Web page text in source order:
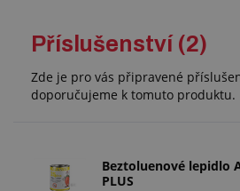
Příslušenství (2)
Zde je pro vás připravené
doporučujeme k tomuto produktu.
Beztoluenové lepidlo
PLUS